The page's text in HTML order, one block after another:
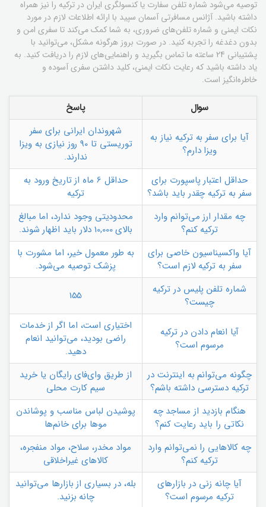
توصیه می‌شود شماره تلفن سفارت یا کنسولگری ایران در ترکیه را نیز همراه
داشته باشید. آژانس مسافرتی آسمان سپید با ارائه اطلاعات لازم در مورد
نکات ایمنی و شماره تلفن‌های ضروری، به شما کمک می‌کند تا سفری امن و
بدون دغدغه را تجربه کنید. در صورت بروز هرگونه مشکل، می‌توانید با
پشتیبانی 24 ساعته ما تماس بگیرید و راهنمایی‌های لازم را دریافت کنید. به
یاد داشته باشید که رعایت نکات ایمنی، کلید داشتن سفری آسوده و
خاطره‌انگیز است.
سوال پاسخ
آیا برای سفر به ترکیه نیاز به
ویزا دارم؟
شهروندان ایرانی برای سفر
توریستی تا 90 روز نیازی به ویزا
ندارند.
حداقل اعتبار پاسپورت برای
سفر به ترکیه چقدر باید باشد؟
حداقل 6 ماه از تاریخ ورود به
ترکیه
چه مقدار ارز می‌توانم وارد
ترکیه کنم؟
محدودیتی وجود ندارد، اما مبالغ
بالای 10,000 دلار باید اظهار شوند.
آیا واکسیناسیون خاصی برای
سفر به ترکیه لازم است؟
به طور معمول خیر، اما مشورت با
پزشک توصیه می‌شود.
شماره تلفن پلیس در ترکیه
چیست؟
155
آیا انعام دادن در ترکیه
مرسوم است؟
اختیاری است، اما اگر از خدمات
راضی بودید، می‌توانید انعام
دهید.
چگونه می‌توانم به اینترنت در
ترکیه دسترسی داشته باشم؟
از طریق وای‌فای رایگان یا خرید
سیم کارت محلی
هنگام بازدید از مساجد چه
نکاتی را باید رعایت کنم؟
پوشیدن لباس مناسب و پوشاندن
موها برای خانم‌ها
چه کالاهایی را نمی‌توانم وارد
ترکیه کنم؟
مواد مخدر، سلاح، مواد منفجره،
کالاهای غیراخلاقی
آیا چانه زنی در بازارهای
ترکیه مرسوم است؟
بله، در بسیاری از بازارها می‌توانید
چانه بزنید.